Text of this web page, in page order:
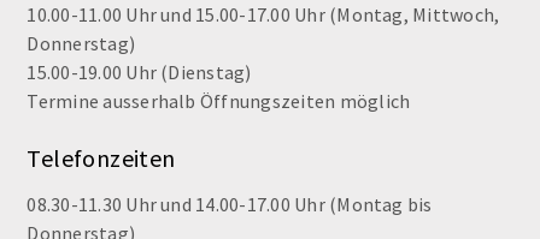
10.00-11.00 Uhr und 15.00-17.00 Uhr (Montag, Mittwoch,
Donnerstag)
15.00-19.00 Uhr (Dienstag)
Termine ausserhalb Öffnungszeiten möglich
Telefonzeiten
08.30-11.30 Uhr und 14.00-17.00 Uhr (Montag bis
Donnerstag)